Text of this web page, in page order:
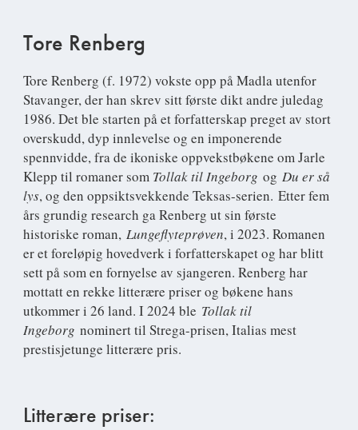
Tore Renberg
Tore Renberg (f. 1972) vokste opp på Madla utenfor
Stavanger, der han skrev sitt første dikt andre juledag
1986. Det ble starten på et forfatterskap preget av stort
overskudd, dyp innlevelse og en imponerende
spennvidde, fra de ikoniske oppvekstbøkene om Jarle
Klepp til romaner som Tollak til Ingeborg og Du er så
lys, og den oppsiktsvekkende Teksas-serien. Etter fem
års grundig research ga Renberg ut sin første
historiske roman, Lungeflyteprøven, i 2023. Romanen
er et foreløpig hovedverk i forfatterskapet og har blitt
sett på som en fornyelse av sjangeren. Renberg har
mottatt en rekke litterære priser og bøkene hans
utkommer i 26 land. I 2024 ble Tollak til
Ingeborg nominert til Strega-prisen, Italias mest
prestisjetunge litterære pris.
Litterære priser: